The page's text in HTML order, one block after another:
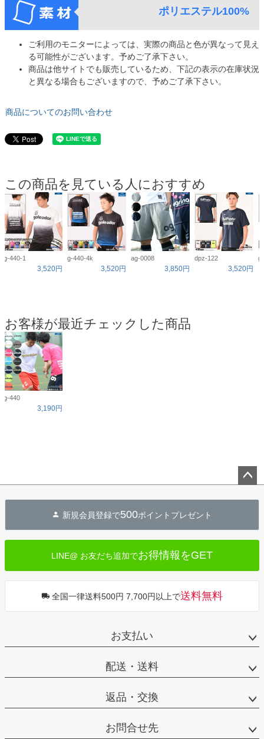
ポリエステル100%
ご利用のモニターによっては、実際の商品と色が異なって見え
る可能性がございます。予めご了承下さい。
商品は他サイトでも販売しているため、下記の表示の在庫状況
と異なる場合もございますので、予めご了承下さい。
商品についてのお問い合わせ
この商品を見ている人におすすめ
g-440-1
3,520円
g-440-4k
3,520円
ag-0008
3,850円
dpz-122
3,520円
お客様が最近チェックした商品
g-440
3,190円
へ
新規会員登録で500ポイントプレゼント
LINE@ お友だち追加でお得情報をGET
全国一律送料500円 7,700円以上で送料無料
お支払い
配送・送料
返品・交換
お問合せ先